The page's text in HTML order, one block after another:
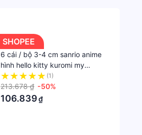
SHOPEE
6 cái / bộ 3-4 cm sanrio anime
hình hello kitty kuromi my
melody cinnamorol pochacco
onpompurin diy kawaii cartoon q
phiên bản pvc action figures mô
(1)
213.678 ₫ -50%
106.839₫